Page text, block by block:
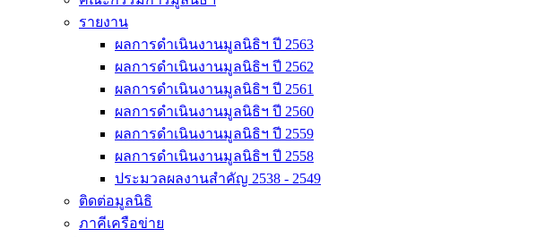
รายงาน
ผลการดำเนินงานมูลนิธิฯ ปี 2563
ผลการดำเนินงานมูลนิธิฯ ปี 2562
ผลการดำเนินงานมูลนิธิฯ ปี 2561
ผลการดำเนินงานมูลนิธิฯ ปี 2560
ผลการดำเนินงานมูลนิธิฯ ปี 2559
ผลการดำเนินงานมูลนิธิฯ ปี 2558
ประมวลผลงานสำคัญ 2538 - 2549
ติดต่อมูลนิธิ
ภาคีเครือข่าย